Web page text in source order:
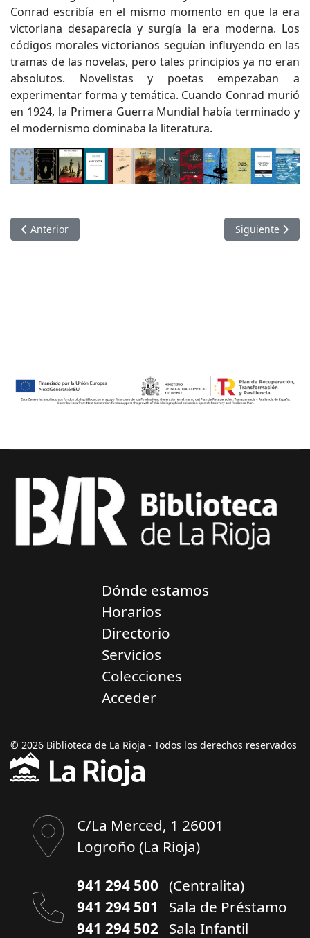
Conrad escribía en el mismo momento en que la era
victoriana desaparecía y surgía la era moderna. Los
códigos morales victorianos seguían influyendo en las
tramas de las novelas, pero tales principios ya no eran
absolutos. Novelistas y poetas empezaban a
experimentar forma y temática. Cuando Conrad murió
en 1924, la Primera Guerra Mundial había terminado y
el modernismo dominaba la literatura.
Artículo anterior: Bibliotecas de Cine. 24 de octubre, Día de
Anterior Artículo
Siguiente
Dónde estamos
Horarios
Directorio
Servicios
Colecciones
Acceder
© 2026 Biblioteca de La Rioja - Todos los derechos reservados
C/La Merced, 1 26001
Logroño (La Rioja)
941 294 500 (Centralita)
941 294 501
Sala de Préstamo
941 294 502 Sala Infantil